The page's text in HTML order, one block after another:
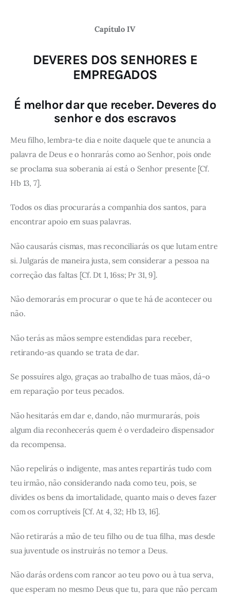
Capítulo IV
DEVERES DOS SENHORES E
EMPREGADOS
É melhor dar que receber. Deveres do
senhor e dos escravos
Meu filho, lembra-te dia e noite daquele que te anuncia a
palavra de Deus e o honrarás como ao Senhor, pois onde
se proclama sua soberania aí está o Senhor presente [Cf.
Hb 13, 7].
Todos os dias procurarás a companhia dos santos, para
encontrar apoio em suas palavras.
Não causarás cismas, mas reconciliarás os que lutam entre
si. Julgarás de maneira justa, sem considerar a pessoa na
correção das faltas [Cf. Dt 1, 16ss; Pr 31, 9].
Não demorarás em procurar o que te há de acontecer ou
não.
Não terás as mãos sempre estendidas para receber,
retirando-as quando se trata de dar.
Se possuíres algo, graças ao trabalho de tuas mãos, dá-o
em reparação por teus pecados.
Não hesitarás em dar e, dando, não murmurarás, pois
algum dia reconhecerás quem é o verdadeiro dispensador
da recompensa.
Não repelirás o indigente, mas antes repartirás tudo com
teu irmão, não considerando nada como teu, pois, se
divides os bens da imortalidade, quanto mais o deves fazer
com os corruptíveis [Cf. At 4, 32; Hb 13, 16].
Não retirarás a mão de teu filho ou de tua filha, mas desde
sua juventude os instruirás no temor a Deus.
Não darás ordens com rancor ao teu povo ou à tua serva,
que esperam no mesmo Deus que tu, para que não percam